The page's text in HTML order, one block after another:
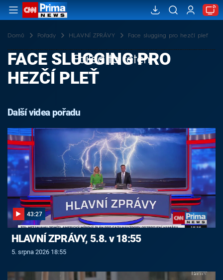
Domů Pořady HLAVNÍ ZPRÁVY Face slugging pro hezčí pleť
Failed to fetch
FACE SLUGGING PRO
HEZČÍ PLEŤ
Další videa pořadu
43:27
HLAVNÍ ZPRÁVY, 5.8. v 18:55
5. srpna 2026 18:55